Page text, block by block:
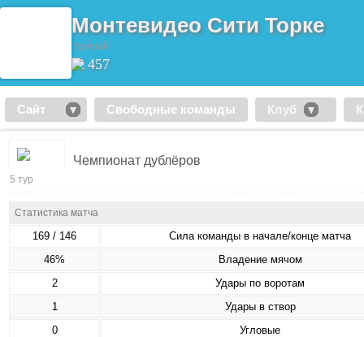
Монтевидео Сити Торке
Уругвай
457
Сайт Свободные команды Клуб
Чемпионат дублёров
5 тур
Статистика матча
169 / 146
Сила команды в начале/конце матча
46%
Владение мячом
2
Удары по воротам
1
Удары в створ
0
Угловые